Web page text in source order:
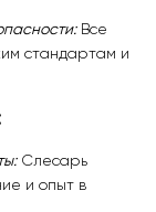
Все
стандартам и
Слесарь
и опыт в